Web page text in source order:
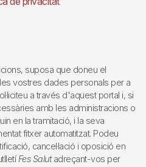
suposa que doneu el
vostres dades personals per a
a través d'aquest portal i, si
amb les administracions o
en la tramitació, i la seva
fitxer automatitzat. Podeu
cancel·lació i oposició en
Fes Salutadreçant-vos per